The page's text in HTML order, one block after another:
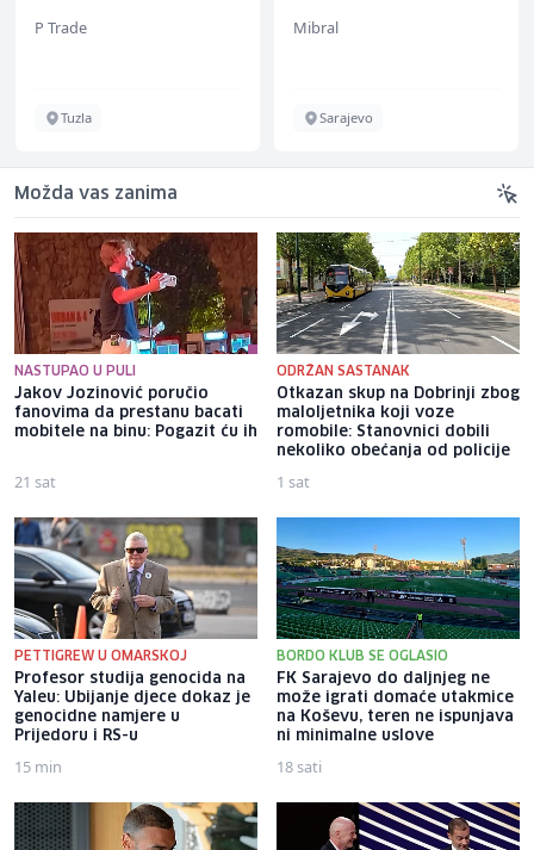
P Trade
Tuzla
Mibral
Sarajevo
Možda vas zanima
NASTUPAO U PULI
Jakov Jozinović poručio
fanovima da prestanu bacati
mobitele na binu: Pogazit ću ih
21 sat
ODRŽAN SASTANAK
Otkazan skup na Dobrinji zbog
maloljetnika koji voze
romobile: Stanovnici dobili
nekoliko obećanja od policije
1 sat
PETTIGREW U OMARSKOJ
Profesor studija genocida na
Yaleu: Ubijanje djece dokaz je
genocidne namjere u
Prijedoru i RS-u
15 min
BORDO KLUB SE OGLASIO
FK Sarajevo do daljnjeg ne
može igrati domaće utakmice
na Koševu, teren ne ispunjava
ni minimalne uslove
18 sati